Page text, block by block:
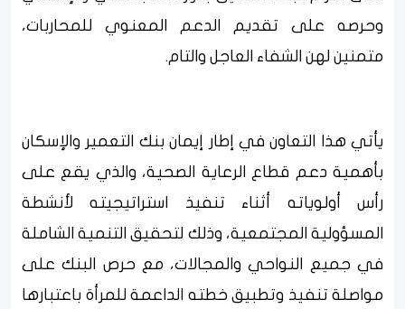
وحرصه على تقديم الدعم المعنوي للمحاربات،
متمنين لهن الشفاء العاجل والتام.
يأتي هذا التعاون في إطار إيمان بنك التعمير والإسكان
بأهمية دعم قطاع الرعاية الصحية، والذي يقع على
رأس أولوياته أثناء تنفيذ استراتيجيته لأنشطة
المسؤولية المجتمعية، وذلك لتحقيق التنمية الشاملة
في جميع النواحي والمجالات، مع حرص البنك على
مواصلة تنفيذ وتطبيق خطته الداعمة للمرأة باعتبارها